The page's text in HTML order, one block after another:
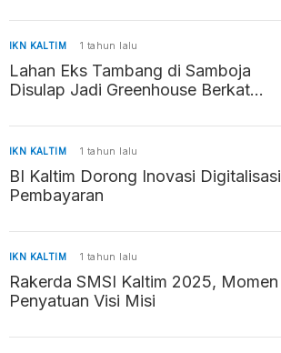
IKN KALTIM 1 tahun lalu
Lahan Eks Tambang di Samboja
Disulap Jadi Greenhouse Berkat
IKN KALTIM 1 tahun lalu
BI Kaltim Dorong Inovasi Digitalisasi
Pembayaran
IKN KALTIM 1 tahun lalu
Rakerda SMSI Kaltim 2025, Momen
Penyatuan Visi Misi